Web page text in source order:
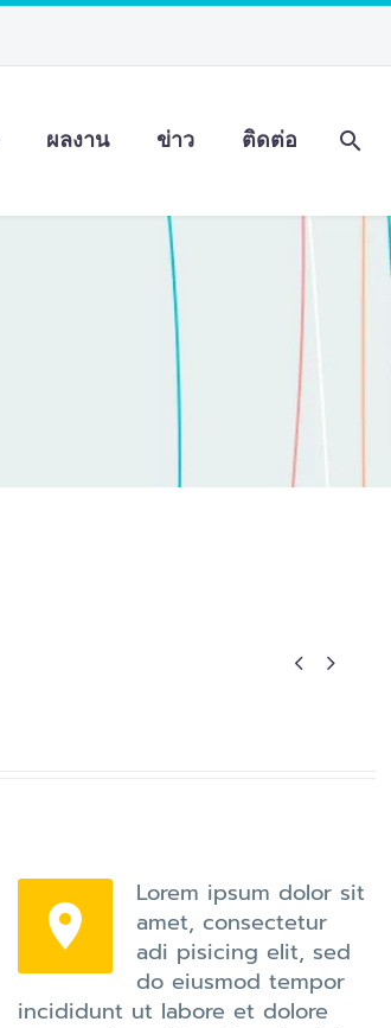
ผลงาน ข่าว ติดต่อ
 


Lorem ipsum dolor sit
amet, consectetur
adi pisicing elit, sed
do eiusmod tempor
incididunt ut labore et dolore